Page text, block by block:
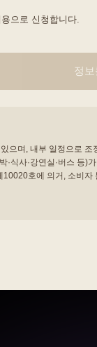
으로 신청합니다.
정
으며, 내부 일정으로 조
식사·강연실·버스 등)
호에 의거, 소비